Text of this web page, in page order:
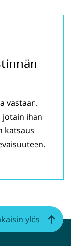
vastaan.
jotain ihan
katsaus
ylös